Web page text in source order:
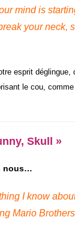
mind is
your neck,
esprit déglingue,
le cou,
Skull »
nous…
I know
Mario